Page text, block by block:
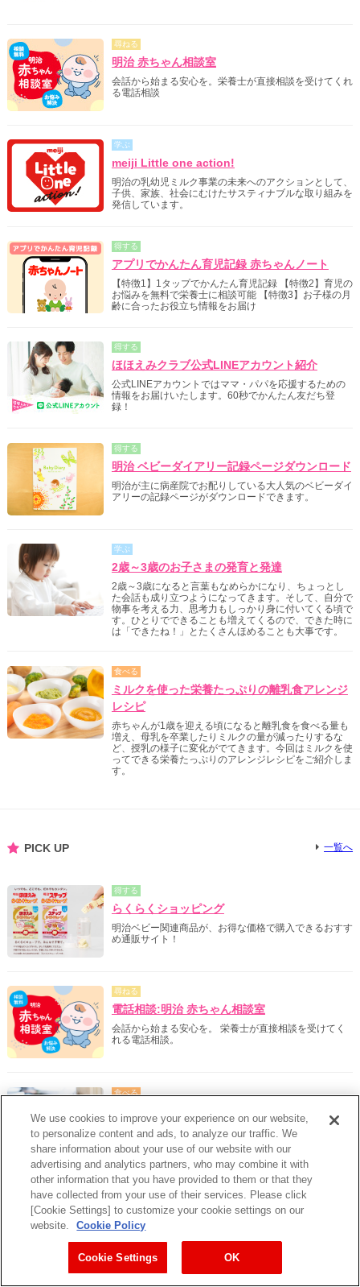
尋ねる
明治 赤ちゃん相談室
会話から始まる安心を。栄養士が直接相談を受けてくれ
る電話相談
学ぶ
meiji Little one action!
明治の乳幼児ミルク事業の未来へのアクションとして、
子供、家族、社会にむけたサスティナブルな取り組みを
発信しています。
得する
アプリでかんたん育児記録 赤ちゃんノート
【特徴1】1タップでかんたん育児記録 【特徴2】育児の
お悩みを無料で栄養士に相談可能 【特徴3】お子様の月
齢に合ったお役立ち情報をお届け
得する
ほほえみクラブ公式LINEアカウント紹介
公式LINEアカウントではママ・パパを応援するための
情報をお届けいたします。60秒でかんたん友だち登
録！
得する
明治 ベビーダイアリー記録ページダウンロード
明治が主に病産院でお配りしている大人気のベビーダイ
アリーの記録ページがダウンロードできます。
学ぶ
2歳～3歳のお子さまの発育と発達
2歳～3歳になると言葉もなめらかになり、ちょっとし
た会話も成り立つようになってきます。そして、自分で
物事を考える力、思考力もしっかり身に付いてくる頃で
す。ひとりでできることも増えてくるので、できた時に
は「できたね！」とたくさんほめることも大事です。
食べる
ミルクを使った栄養たっぷりの離乳食アレンジ
レシピ
赤ちゃんが1歳を迎える頃になると離乳食を食べる量も
増え、母乳を卒業したりミルクの量が減ったりするな
ど、授乳の様子に変化がでてきます。今回はミルクを使
ってできる栄養たっぷりのアレンジレシピをご紹介しま
す。
PICK UP 一覧へ
得する
らくらくショッピング
明治ベビー関連商品が、お得な価格で購入できるおすす
め通販サイト！
尋ねる
電話相談:明治 赤ちゃん相談室
会話から始まる安心を。 栄養士が直接相談を受けてく
れる電話相談。
食べる
時期と月齢別の離乳食の内容について
離乳食を始める時期は、生後5〜6ヵ月頃が目安です。
月齢別の離乳食の硬さ・量、注意点、よくある疑問をま
とめて解説します。
食べる
ほうれん草のポタージュ
＜7ヵ月〜8ヵ月の離乳食レシピ＞
7ヵ月～8ヵ月の赤ちゃんのための離乳食。ほうれん草
を使った簡単レシピをご紹介します。
We use cookies to improve your experience on our website,
to personalize content and ads, to analyze our traffic. We
share information about your use of our website with our
advertising and analytics partners, who may combine it with
other information that you have provided to them or that they
have collected from your use of their services. Please click
[Cookie Settings] to customize your cookie settings on our
website.
Cookie Policy
Cookie Settings OK